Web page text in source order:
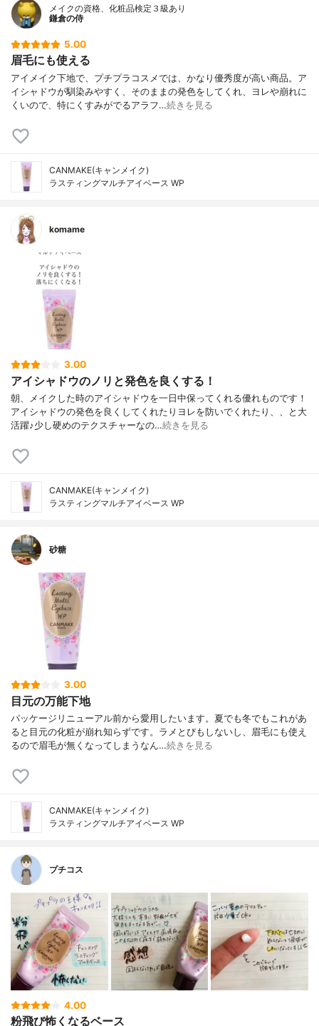
メイクの資格、化粧品検定３級あり
鎌倉の侍
5.00
眉毛にも使える
アイメイク下地で、プチプラコスメでは、かなり優秀度が高い商品。ア
イシャドウが馴染みやすく、そのままの発色をしてくれ、ヨレや崩れに
くいので、特にくすみがでるアラフ…続きを見る
CANMAKE(キャンメイク)
ラスティングマルチアイベース WP
komame
3.00
アイシャドウのノリと発色を良くする！
朝、メイクした時のアイシャドウを一日中保ってくれる優れものです！
アイシャドウの発色を良くしてくれたりヨレを防いでくれたり、、と大
活躍♪少し硬めのテクスチャーなの…続きを見る
CANMAKE(キャンメイク)
ラスティングマルチアイベース WP
砂糖
3.00
目元の万能下地
パッケージリニューアル前から愛用したいます。夏でも冬でもこれがあ
ると目元の化粧が崩れ知らずです。ラメとびもしないし、眉毛にも使え
るので眉毛が無くなってしまうなん…続きを見る
CANMAKE(キャンメイク)
ラスティングマルチアイベース WP
プチコス
4.00
粉飛び怖くなるベース